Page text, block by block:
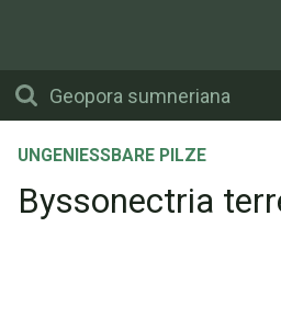
UNGENIESSBARE PILZE
Byssonectria